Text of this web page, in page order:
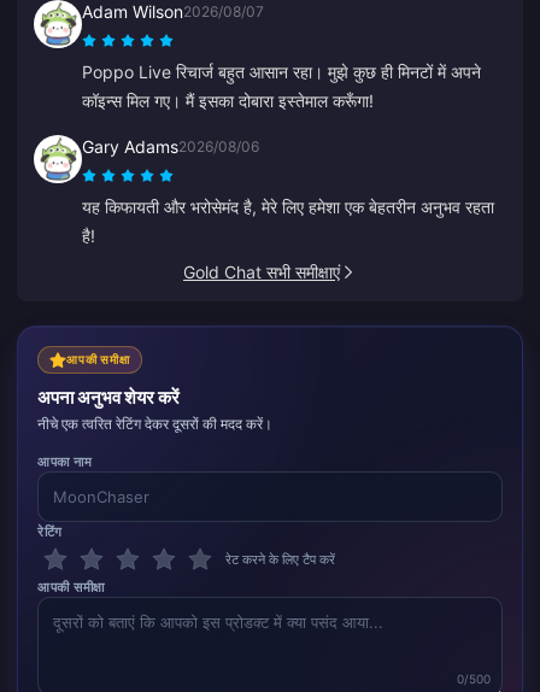
Adam Wilson2026/08/07
Poppo Live रिचार्ज बहुत आसान रहा। मुझे कुछ ही मिनटों में अपने
कॉइन्स मिल गए। मैं इसका दोबारा इस्तेमाल करूँगा!
Gary Adams2026/08/06
यह किफायती और भरोसेमंद है, मेरे लिए हमेशा एक बेहतरीन अनुभव रहता
है!
Gold Chat सभी समीक्षाएं
आपकी समीक्षा
अपना अनुभव शेयर करें
नीचे एक त्वरित रेटिंग देकर दूसरों की मदद करें।
आपका नाम
रेटिंग
रेट करने के लिए टैप करें
आपकी समीक्षा
0/500